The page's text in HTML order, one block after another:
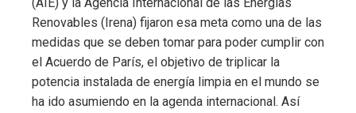
(AIE) y la Agencia Internacional de las Energías
Renovables (Irena) fijaron esa meta como una de las
medidas que se deben tomar para poder cumplir con
el Acuerdo de París, el objetivo de triplicar la
potencia instalada de energía limpia en el mundo se
ha ido asumiendo en la agenda internacional. Así